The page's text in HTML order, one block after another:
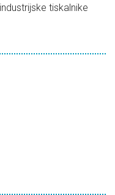
tiskalnike
online
in the world of